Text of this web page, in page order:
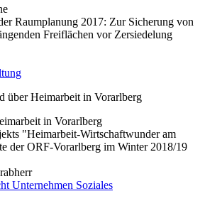
Raumplanung 2017: Zur Sicherung von
Freiflächen vor Zersiedelung
in Vorarlberg
"Heimarbeit-Wirtschaftwunder am
der ORF-Vorarlberg im Winter 2018/19
Unternehmen Soziales